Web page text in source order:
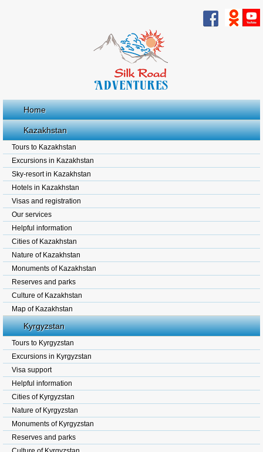
Home
Kazakhstan
Tours to Kazakhstan
Excursions in Kazakhstan
Sky-resort in Kazakhstan
Hotels in Kazakhstan
Visas and registration
Our services
Helpful information
Cities of Kazakhstan
Nature of Kazakhstan
Monuments of Kazakhstan
Reserves and parks
Culture of Kazakhstan
Map of Kazakhstan
Kyrgyzstan
Tours to Kyrgyzstan
Excursions in Kyrgyzstan
Visa support
Helpful information
Cities of Kyrgyzstan
Nature of Kyrgyzstan
Monuments of Kyrgyzstan
Reserves and parks